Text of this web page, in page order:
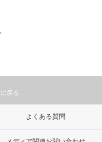
戻る
よくある質問